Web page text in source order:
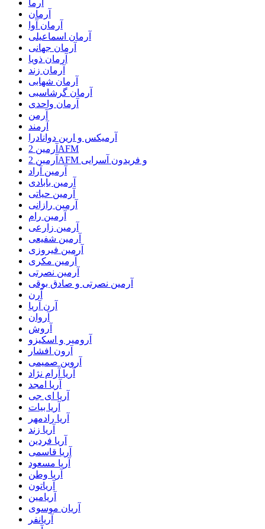
آرما
آرمان
آرمان آوا
آرمان اسماعیلی
آرمان جهانی
آرمان ذویا
آرمان زند
آرمان شهابی
آرمان گرشاسبی
آرمان واحدی
آرمن
آرمند
آرمیکس و ارین دوانادرا
آرمین 2AFM
آرمین 2AFM و فریدون آسرایی
آرمین آراد
آرمین بابادی
آرمین حیاتی
آرمین رازانی
آرمین رام
آرمین زارعی
آرمین شفیعی
آرمین فیروزی
آرمین مکری
آرمین نصرتی
آرمین نصرتی و صادق بوقی
آرن
آرن آریا
آروان
آروش
آرومیر و اسکیزو
آرون افشار
آروین صمیمی
آریا آرام نژاد
آریا امجد
آریا ای جی
آریا بیات
آریا رادمهر
آریا زند
آریا فردین
آریا قاسمی
آریا مسعود
آریا وطن
آریاتون
آریامین
آریان موسوی
آریانفر